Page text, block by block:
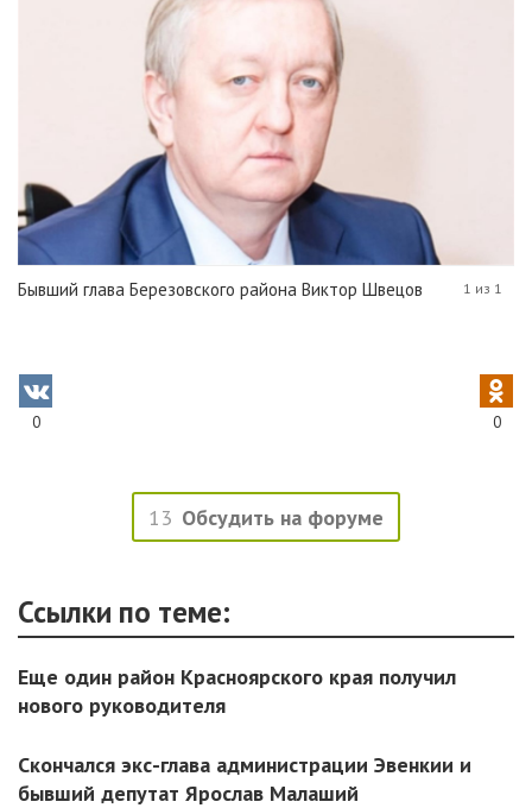
Бывший глава Березовского района Виктор Швецов 1 из 1
0 0
13 Обсудить на форуме
Ссылки по теме:
Еще один район Красноярского края получил
нового руководителя
Скончался экс-глава администрации Эвенкии и
бывший депутат Ярослав Малаший